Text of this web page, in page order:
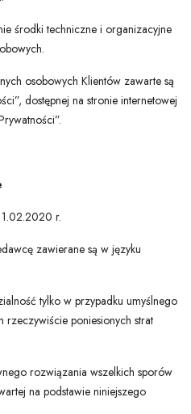
środki techniczne i organizacyjne
osobowych Klientów zawarte są
dostępnej na stronie internetowej
r.
zawierane są w języku
tylko w przypadku umyślnego
poniesionych strat
rozwiązania wszelkich sporów
na podstawie niniejszego